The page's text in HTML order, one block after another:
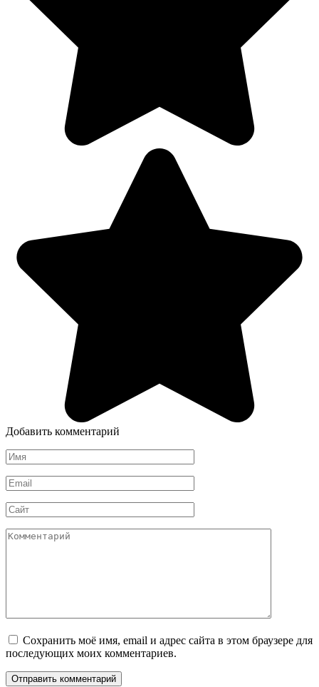
Добавить комментарий
Имя
*
Email
*
Сайт
Комментарий
Сохранить моё имя, email и адрес сайта в этом браузере для
последующих моих комментариев.